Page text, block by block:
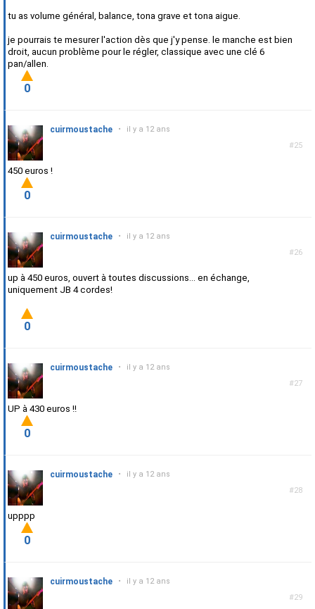
tu as volume général, balance, tona grave et tona aigue.
je pourrais te mesurer l'action dès que j'y pense. le manche est bien
droit, aucun problème pour le régler, classique avec une clé 6
pan/allen.
0
#25
cuirmoustache • il y a 12 ans
450 euros !
0
#26
cuirmoustache • il y a 12 ans
up à 450 euros, ouvert à toutes discussions... en échange,
uniquement JB 4 cordes!
0
#27
cuirmoustache • il y a 12 ans
UP à 430 euros !!
0
#28
cuirmoustache • il y a 12 ans
upppp
0
#29
cuirmoustache • il y a 12 ans